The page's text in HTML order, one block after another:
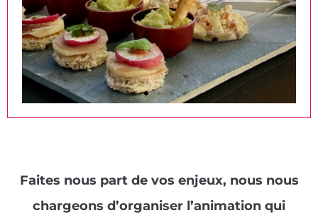
des pièces de tapas et des
cocktails en équipe et
Faites nous part de vos enjeux, nous nous
chargeons d’organiser l’animation qui